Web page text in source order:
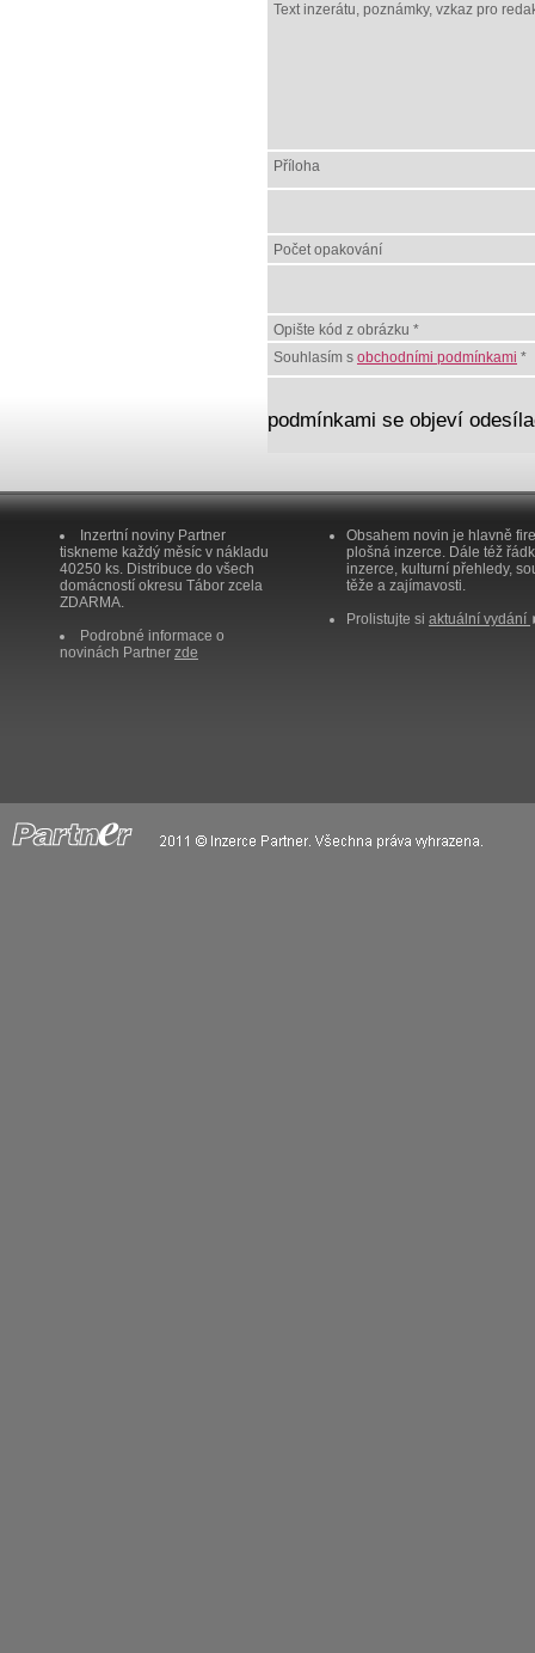
Text inzerátu, poznámky, vzkaz pro
Příloha
Počet opakování
Opište kód z obrázku *
Souhlasím s obchodními podmínkami *
podmínkami se objeví
Inzertní noviny Partner
tiskneme každý měsíc v nákladu
40250 ks. Distribuce do všech
domácností okresu Tábor zcela
ZDARMA.
Podrobné informace o
novinách Partner zde
Obsahem novin je hlavně
plošná inzerce. Dále též
inzerce, kulturní přehledy,
těže a zajímavosti.
Prolistujte si aktuální vydání